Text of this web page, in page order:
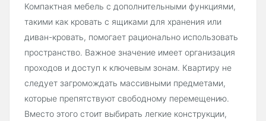
Компактная мебель с дополнительными функциями,
такими как кровать с ящиками для хранения или
диван-кровать, помогает рационально использовать
пространство. Важное значение имеет организация
проходов и доступ к ключевым зонам. Квартиру не
следует загромождать массивными предметами,
которые препятствуют свободному перемещению.
Вместо этого стоит выбирать легкие конструкции,